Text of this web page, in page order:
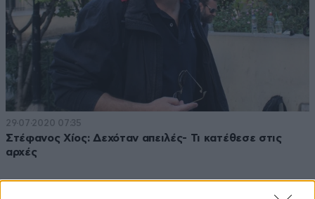
29·07·2020 07:35
Στέφανος Χίος: Δεχόταν απειλές- Τι κατέθεσε στις
αρχές